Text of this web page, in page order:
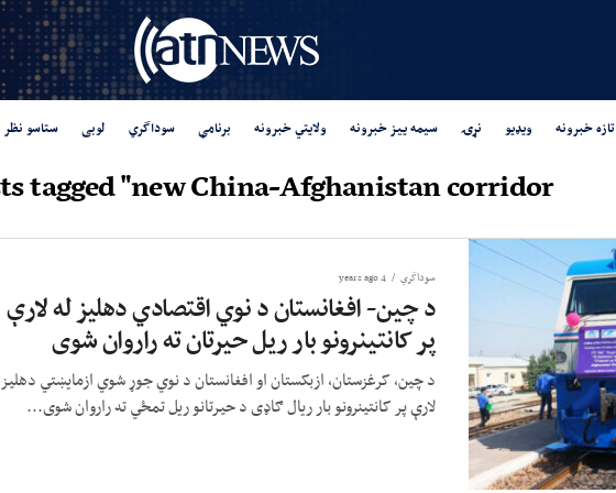
تازه خبرونه ویډیو نړۍ سیمه ییز خبرونه ولایتي خبرونه برنامې سوداگري لوبی ستاسو نظر
tagged "new China-Afghanistan corridor"
سوداگري 4 years ago
د چین- افغانستان د نوي اقتصادي دهلیز له لارې
پر کانتینرونو بار ریل حیرتان ته راروان شوی
د چین، کرغزستان، ازبکستان او افغانستان د نوي جوړ شوي ازمایښتي
لارې پر کانتینرونو بار ریال ګاډی د حیرتانو ریل تمځي ته راروان شوی...